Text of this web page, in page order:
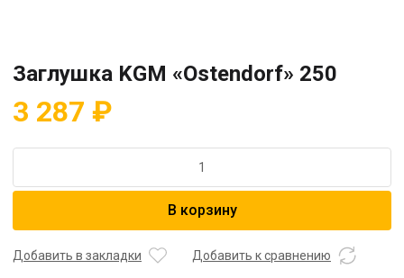
Заглушка KGM «Ostendorf» 250
3 287 ₽
Заглушка
250
В корзину
Добавить в закладки Добавить к сравнению